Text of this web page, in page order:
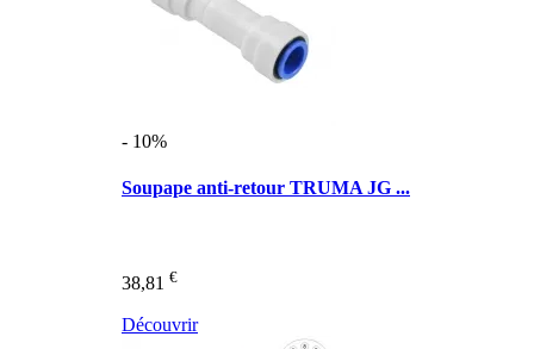
- 10%
Soupape anti-retour TRUMA JG ...
38,81 €
Découvrir